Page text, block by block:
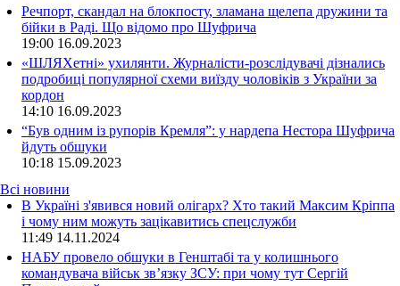
Речпорт, скандал на блокпосту, зламана щелепа дружини та
бійки в Раді. Що відомо про Шуфрича
19:00 16.09.2023
«ШЛЯХетні» ухилянти. Журналісти-розслідувачі дізнались
подробиці популярної схеми виїзду чоловіків з України за
кордон
14:10 16.09.2023
“Був одним із рупорів Кремля”: у нардепа Нестора Шуфрича
йдуть обшуки
10:18 15.09.2023
Всі новини
В Україні з'явився новий олігарх? Хто такий Максим Кріппа
і чому ним можуть зацікавитись спецслужби
11:49 14.11.2024
НАБУ провело обшуки в Генштабі та у колишнього
командувача військ зв’язку ЗСУ: при чому тут Сергій